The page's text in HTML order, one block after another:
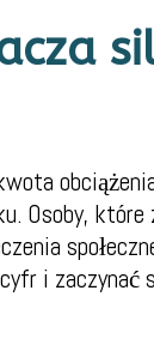
Osoby, które
i zaczynać